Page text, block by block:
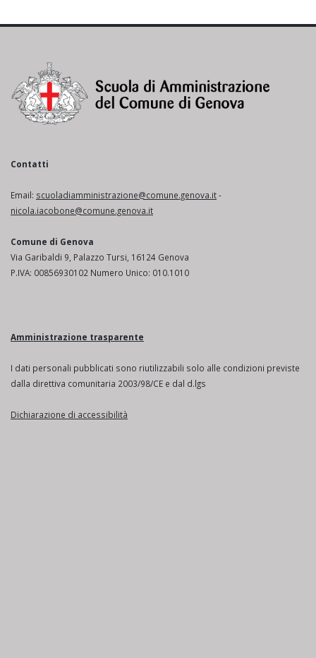
Contatti
Email: scuoladiamministrazione@comune.genova.it-
nicola.iacobone@comune.genova.it
Comune di Genova
Via Garibaldi 9, Palazzo Tursi, 16124 Genova
P.IVA: 00856930102 Numero Unico: 010.1010
Amministrazione trasparente
I dati personali pubblicati sono riutilizzabili solo alle condizioni previste
dalla direttiva comunitaria 2003/98/CE e dal d.lgs
Dichiarazione di accessibilità